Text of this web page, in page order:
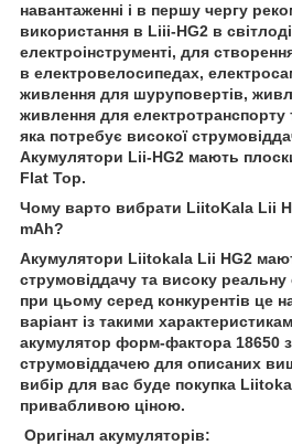
навантаженні і в першу чергу
використання в Liii-HG2 в
електроінструменті, для
в електровелосипедах,
живлення для шуруповертів,
живлення для електротранспорту
яка потребує високої
Акумулятори Lii-HG2 мають
Flat Top.
Чому варто вибрати LiitoKala Lii
mAh?
Акумулятори Liitokala Lii HG2
струмовіддачу та високу реальну
при цьому серед конкурентів це
варіант із такими
акумулятор форм-фактора 18650
струмовіддачею для описаних
вибір для вас буде покупка
привабливою ціною.
Оригінал акумуляторів: